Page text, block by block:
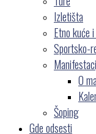
Izletišta
Etno kuće
Sportsko-
O
Šoping
Gde odsesti